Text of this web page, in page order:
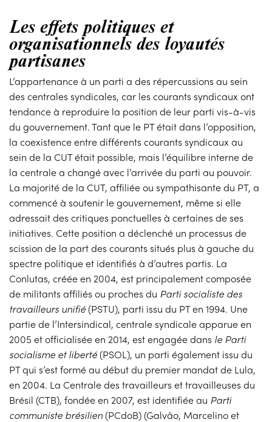
Les effets politiques et
organisationnels des loyautés
partisanes
L’appartenance à un parti a des répercussions au sein
des centrales syndicales, car les courants syndicaux ont
tendance à reproduire la position de leur parti vis-à-vis
du gouvernement. Tant que le PT était dans l’opposition,
la coexistence entre différents courants syndicaux au
sein de la CUT était possible, mais l’équilibre interne de
la centrale a changé avec l’arrivée du parti au pouvoir.
La majorité de la CUT, affiliée ou sympathisante du PT, a
commencé à soutenir le gouvernement, même si elle
adressait des critiques ponctuelles à certaines de ses
initiatives. Cette position a déclenché un processus de
scission de la part des courants situés plus à gauche du
spectre politique et identifiés à d’autres partis. La
Conlutas, créée en 2004, est principalement composée
de militants affiliés ou proches du Parti socialiste des
travailleurs unifié(PSTU), parti issu du PT en 1994. Une
partie de l’Intersindical, centrale syndicale apparue en
2005 et officialisée en 2014, est engagée dans le Parti
socialisme et liberté(PSOL), un parti également issu du
PT qui s’est formé au début du premier mandat de Lula,
en 2004. La Centrale des travailleurs et travailleuses du
Brésil (CTB), fondée en 2007, est identifiée au Parti
communiste brésilien(PCdoB) (Galvão, Marcelino et